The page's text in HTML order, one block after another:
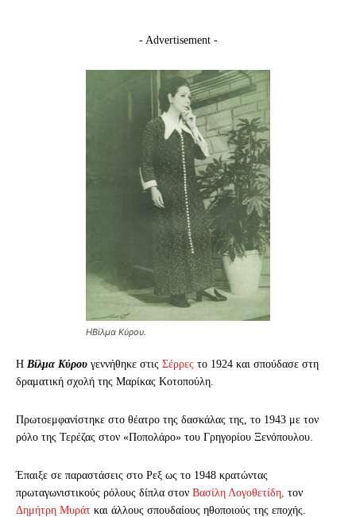
- Advertisement -
ΗΒίλμα Κύρου.
Η Βίλμα Κύρου γεννήθηκε στις Σέρρες το 1924 και σπούδασε στη
δραματική σχολή της Μαρίκας Κοτοπούλη.
Πρωτοεμφανίστηκε στο θέατρο της δασκάλας της, το 1943 με τον
ρόλο της Τερέζας στον «Ποπολάρο» του Γρηγορίου Ξενόπουλου.
Έπαιξε σε παραστάσεις στο Ρεξ ως το 1948 κρατώντας
πρωταγωνιστικούς ρόλους δίπλα στον Βασίλη Λογοθετίδη, τον
Δημήτρη Μυράτ και άλλους σπουδαίους ηθοποιούς της εποχής.